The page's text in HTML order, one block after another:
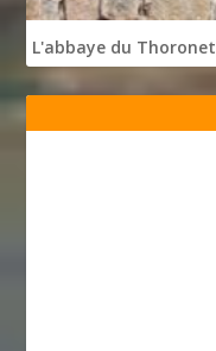
L'abbaye du Thoronet